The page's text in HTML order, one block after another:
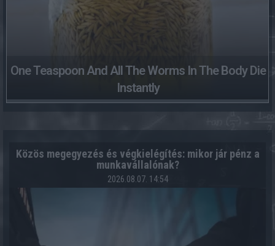
One Teaspoon And All The Worms In The Body Die
Instantly
Közös megegyezés és végkielégítés: mikor jár pénz a
munkavállalónak?
2026.08.07. 14:54